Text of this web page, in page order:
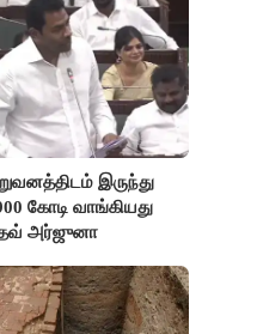
இருந்து
கோடி வாங்கியது
அர்ஜுனா